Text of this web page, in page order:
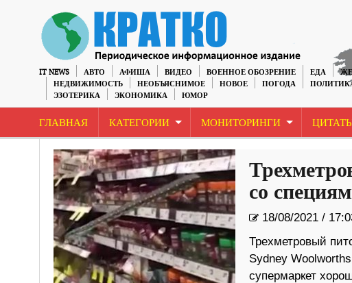
IT NEWS АВТО АФИША ВИДЕО ВОЕННОЕ ОБОЗРЕНИЕ ЕДА
НЕДВИЖИМОСТЬ
НЕОБЪЯСНИМОЕ НОВОЕ ПОГОДА
ЭЗОТЕРИКА
ЭКОНОМИКА ЮМОР
ГЛАВНАЯ КАТЕГОРИИ МОНИТОРИНГИ
со
18/08/2021/
Трехметровый
Sydney
супермаркет